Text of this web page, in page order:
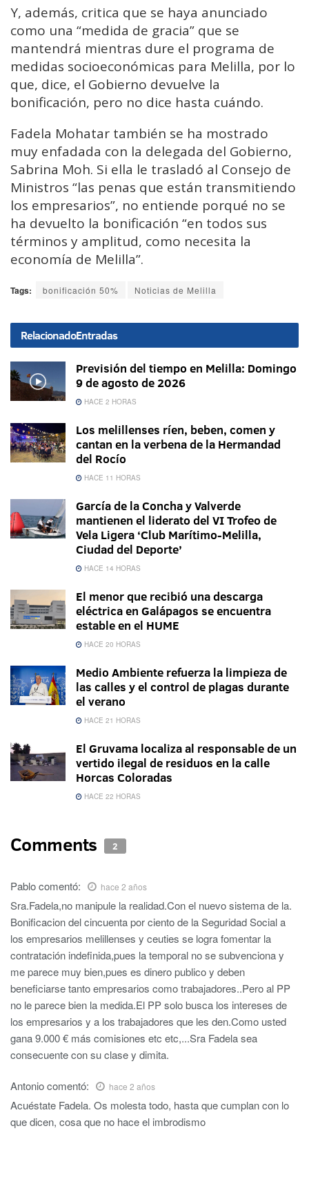
Y, además, critica que se haya anunciado
como una “medida de gracia” que se
mantendrá mientras dure el programa de
medidas socioeconómicas para Melilla, por lo
que, dice, el Gobierno devuelve la
bonificación, pero no dice hasta cuándo.
Fadela Mohatar también se ha mostrado
muy enfadada con la delegada del Gobierno,
Sabrina Moh. Si ella le trasladó al Consejo de
Ministros “las penas que están transmitiendo
los empresarios”, no entiende porqué no se
ha devuelto la bonificación “en todos sus
términos y amplitud, como necesita la
economía de Melilla”.
Tags: bonificación 50% Noticias de Melilla
RelacionadoEntradas
Previsión del tiempo en Melilla: Domingo
9 de agosto de 2026
HACE 2 HORAS
Los melillenses ríen, beben, comen y
cantan en la verbena de la Hermandad
del Rocío
HACE 11 HORAS
García de la Concha y Valverde
mantienen el liderato del VI Trofeo de
Vela Ligera ‘Club Marítimo-Melilla,
Ciudad del Deporte’
HACE 14 HORAS
El menor que recibió una descarga
eléctrica en Galápagos se encuentra
estable en el HUME
HACE 20 HORAS
Medio Ambiente refuerza la limpieza de
las calles y el control de plagas durante
el verano
HACE 21 HORAS
El Gruvama localiza al responsable de un
vertido ilegal de residuos en la calle
Horcas Coloradas
HACE 22 HORAS
Comments 2
Pablocomentó: hace 2 años
Sra.Fadela,no manipule la realidad.Con el nuevo sistema de la.
Bonificacion del cincuenta por ciento de la Seguridad Social a
los empresarios melillenses y ceuties se logra fomentar la
contratación indefinida,pues la temporal no se subvenciona y
me parece muy bien,pues es dinero publico y deben
beneficiarse tanto empresarios como trabajadores..Pero al PP
no le parece bien la medida.El PP solo busca los intereses de
los empresarios y a los trabajadores que les den.Como usted
gana 9.000 € más comisiones etc etc,...Sra Fadela sea
consecuente con su clase y dimita.
Antoniocomentó: hace 2 años
Acuéstate Fadela. Os molesta todo, hasta que cumplan con lo
que dicen, cosa que no hace el imbrodismo